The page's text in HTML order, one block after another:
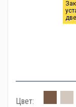
Цвет: